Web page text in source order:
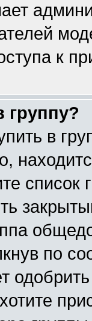
к
группу?
в
список
по